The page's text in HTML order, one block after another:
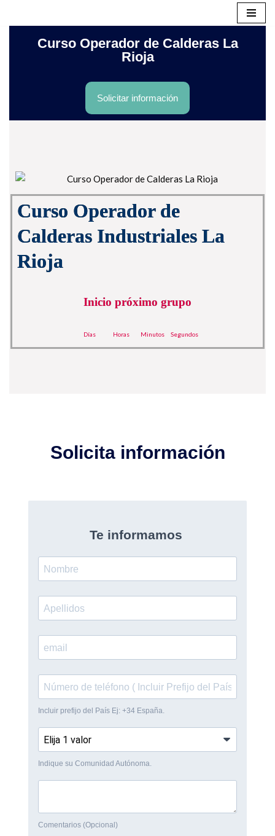
Curso Operador de Calderas La
Rioja
Solicitar información
Curso Operador de
Calderas Industriales La
Rioja
Inicio próximo grupo
Días Horas Minutos Segundos
Solicita información